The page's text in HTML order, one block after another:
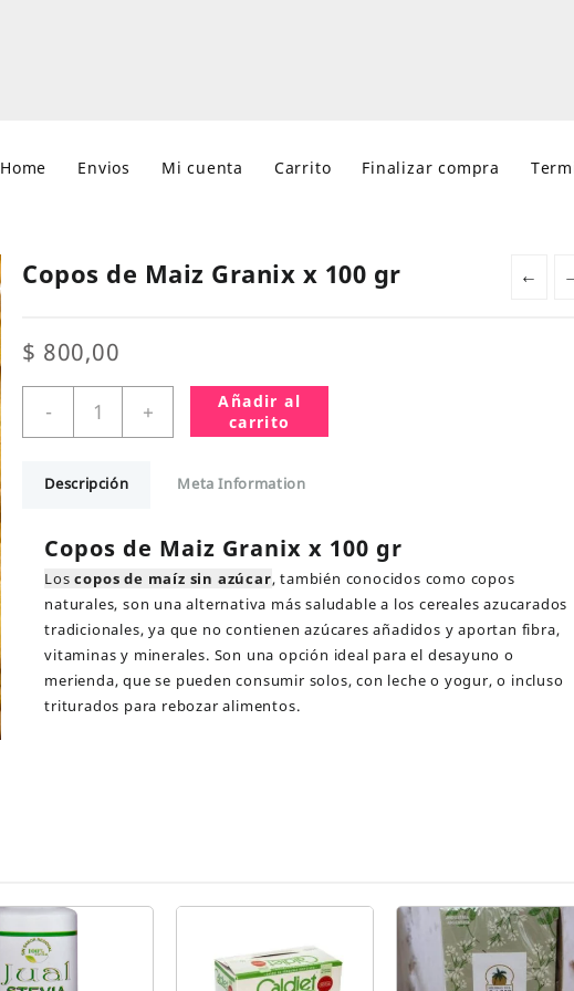
Home Envios Mi cuenta Carrito Finalizar compra
←
Copos de Maiz Granix x 100 gr
$ 800,00
-
Maiz
x
cantidad
+
Añadir al
carrito
Descripción Meta Information
Copos de Maiz Granix x 100 gr
Loscopos de maíz sin azúcar, también conocidos como copos
naturales, son una alternativa más saludable a los cereales azucarados
tradicionales, ya que no contienen azúcares añadidos y aportan fibra,
vitaminas y minerales. Son una opción ideal para el desayuno o
merienda, que se pueden consumir solos, con leche o yogur, o incluso
triturados para rebozar alimentos.